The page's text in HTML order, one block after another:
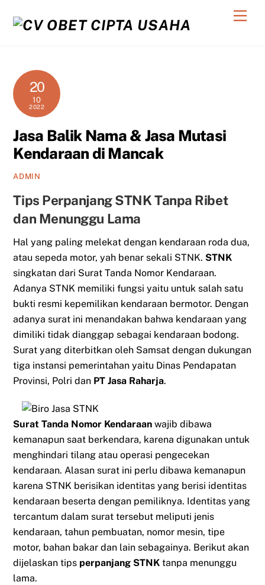
20
10
2022
Jasa Balik Nama & Jasa Mutasi
Kendaraan di Mancak
ADMIN
Tips Perpanjang STNK Tanpa Ribet
dan Menunggu Lama
Hal yang paling melekat dengan kendaraan roda dua,
atau sepeda motor, yah benar sekali STNK. STNK
singkatan dari Surat Tanda Nomor Kendaraan.
Adanya STNK memiliki fungsi yaitu untuk salah satu
bukti resmi kepemilikan kendaraan bermotor. Dengan
adanya surat ini menandakan bahwa kendaraan yang
dimiliki tidak dianggap sebagai kendaraan bodong.
Surat yang diterbitkan oleh Samsat dengan dukungan
tiga instansi pemerintahan yaitu Dinas Pendapatan
Provinsi, Polri dan PT Jasa Raharja.
Surat Tanda Nomor Kendaraan wajib dibawa
kemanapun saat berkendara, karena digunakan untuk
menghindari tilang atau operasi pengecekan
kendaraan. Alasan surat ini perlu dibawa kemanapun
karena STNK berisikan identitas yang berisi identitas
kendaraan beserta dengan pemiliknya. Identitas yang
tercantum dalam surat tersebut meliputi jenis
kendaraan, tahun pembuatan, nomor mesin, tipe
motor, bahan bakar dan lain sebagainya. Berikut akan
dijelaskan tips perpanjang STNK tanpa menunggu
lama.